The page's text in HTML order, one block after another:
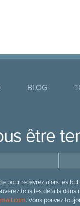
BLOG
être
recevrez alors les
tous les détails dans
. Vous pouvez